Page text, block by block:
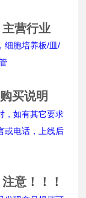
细胞培养板/皿/
购买说明
，如有其它要求
或电话，上线后
注意！！！